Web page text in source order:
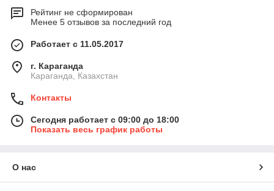
Рейтинг не сформирован
Менее 5 отзывов за последний год
Работает с 11.05.2017
г. Караганда
Караганда, Казахстан
Контакты
Сегодня работает с 09:00 до 18:00
Показать весь график работы
О нас